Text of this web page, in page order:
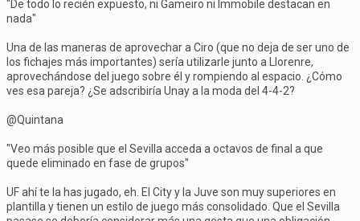
"De todo lo recién expuesto, ni Gameiro ni Immobile destacan en
nada"
Una de las maneras de aprovechar a Ciro (que no deja de ser uno de
los fichajes más importantes) sería utilizarle junto a Llorenre,
aprovechándose del juego sobre él y rompiendo al espacio. ¿Cómo
ves esa pareja? ¿Se adscribiría Unay a la moda del 4-4-2?
@Quintana
"Veo más posible que el Sevilla acceda a octavos de final a que
quede eliminado en fase de grupos"
UF ahí te la has jugado, eh. El City y la Juve son muy superiores en
plantilla y tienen un estilo de juego más consolidado. Que el Sevilla